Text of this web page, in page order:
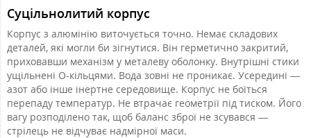
Суцільнолитий корпус
Корпус з алюмінію виточується точно. Немає складових
деталей, які могли би зігнутися. Він герметично закритий,
приховавши механізм у металеву оболонку. Внутрішні стики
ущільнені O-кільцями. Вода зовні не проникає. Усередині —
азот або інше інертне середовище. Корпус не боїться
перепаду температур. Не втрачає геометрії під тиском. Його
вагу розподілено так, щоб баланс зброї не зсувався —
стрілець не відчуває надмірної маси.